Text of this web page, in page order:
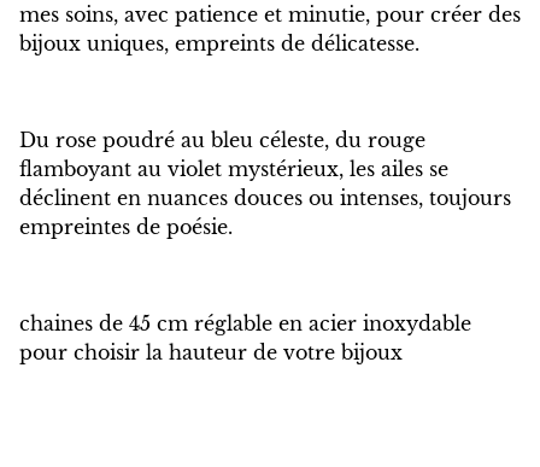
mes soins, avec patience et minutie, pour créer des
bijoux uniques, empreints de délicatesse.
Du rose poudré au bleu céleste, du rouge
flamboyant au violet mystérieux, les ailes se
déclinent en nuances douces ou intenses, toujours
empreintes de poésie.
chaines de 45 cm réglable en acier inoxydable
pour choisir la hauteur de votre bijoux